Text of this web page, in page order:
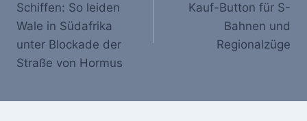
Schiffen: So leiden
Wale in Südafrika
unter Blockade der
Straße von Hormus
Kauf-Button für S-
Bahnen und
Regionalzüge